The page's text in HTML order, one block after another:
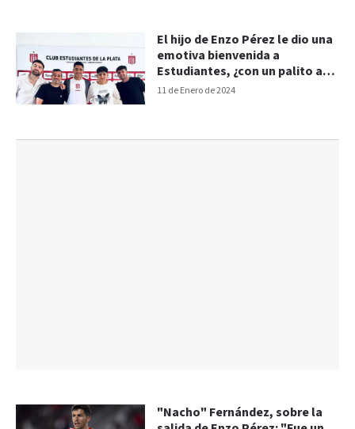
11 de Enero de 2024
El hijo de Enzo Pérez le dio una
emotiva bienvenida a
Estudiantes, ¿con un palito a
River?
"Nacho" Fernández, sobre la